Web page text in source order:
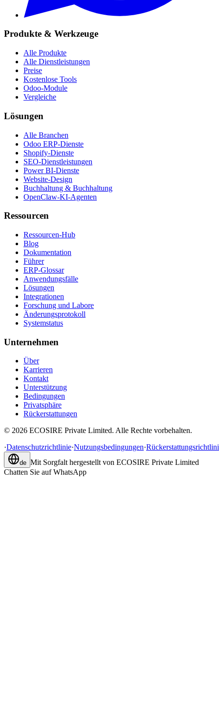
Produkte & Werkzeuge
Alle Produkte
Alle Dienstleistungen
Preise
Kostenlose Tools
Odoo-Module
Vergleiche
Lösungen
Alle Branchen
Odoo ERP-Dienste
Shopify-Dienste
SEO-Dienstleistungen
Power BI-Dienste
Website-Design
Buchhaltung & Buchhaltung
OpenClaw-KI-Agenten
Ressourcen
Ressourcen-Hub
Blog
Dokumentation
Führer
ERP-Glossar
Anwendungsfälle
Lösungen
Integrationen
Forschung und Labore
Änderungsprotokoll
Systemstatus
Unternehmen
Über
Karrieren
Kontakt
Unterstützung
Bedingungen
Privatsphäre
Rückerstattungen
© 2026 ECOSIRE Private Limited. Alle Rechte vorbehalten.
·Datenschutzrichtlinie·Nutzungsbedingungen·
de Mit Sorgfalt hergestellt von ECOSIRE Private Limited
Chatten Sie auf WhatsApp